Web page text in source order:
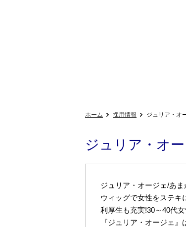
ホーム 採用情報 ジュリア・オ
ジュリア・オ
ジュリア・オージェ/あ
ウィッグで女性をステキ
利厚生も充実!30～40代
『ジュリア・オージェ